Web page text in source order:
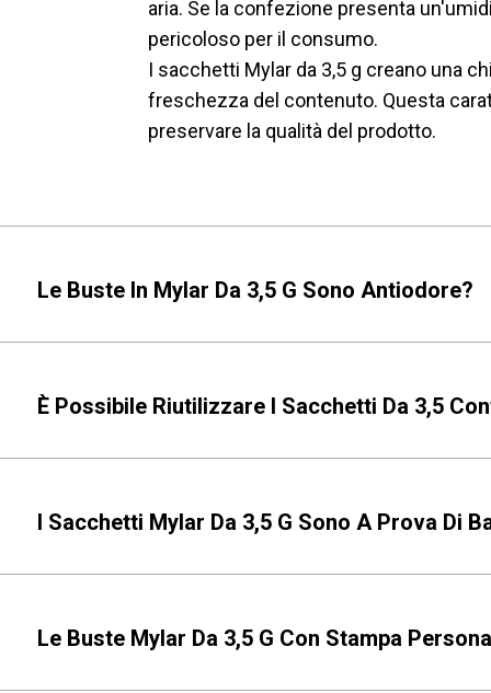
aria. Se la confezione presenta
pericoloso per il consumo.
I sacchetti Mylar da 3,5 g creano una
freschezza del contenuto. Questa
preservare la qualità del prodotto.
Le Buste In Mylar Da 3,5 G Sono Antiodore?
È Possibile Riutilizzare I Sacchetti Da 3,5
I Sacchetti Mylar Da 3,5 G Sono A Prova Di
Le Buste Mylar Da 3,5 G Con Stampa